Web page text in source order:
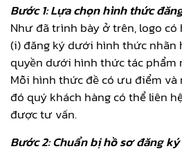
Bước 1: Lựa chọn hình thức
Như đã trình bày ở trên, logo
(i) đăng ký dưới hình thức nhãn
quyền dưới hình thức tác phẩm
Mỗi hình thức đề có ưu điểm và
đó quý khách hàng có thể liên
được tư vấn.
Bước 2: Chuẩn bị hồ sơ đăng